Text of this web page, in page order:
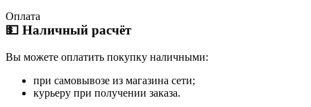
Оплата
💵 Наличный расчёт
Вы можете оплатить покупку наличными:
при самовывозе из магазина сети;
курьеру при получении заказа.